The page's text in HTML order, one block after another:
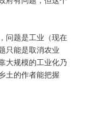
问题是工业（现在
只能是取消农业
大规模的工业化乃
土的作者能把握